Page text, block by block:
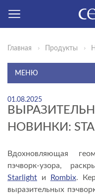
Главная Продукты
МЕНЮ
САНИТАРНЫЙ
CERSANIT
КЕРАМИЧЕСКАЯ
MITO
КЕРАМИЧЕСКАЯ
АКЦИИ
01.08.2025
НОВИНКИ:
Вдохновляющая
пэчворк-узора,
Starlight и Rombix.
выразительных